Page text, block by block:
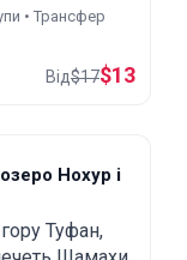
й
• Трансфер
Від$17$13
Нохур і
Туфан,